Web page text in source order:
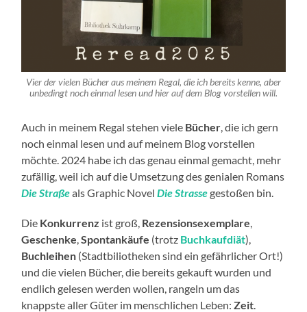
Vier der vielen Bücher aus meinem Regal, die ich bereits kenne, aber
unbedingt noch einmal lesen und hier auf dem Blog vorstellen will.
Auch in meinem Regal stehen viele Bücher, die ich gern
noch einmal lesen und auf meinem Blog vorstellen
möchte. 2024 habe ich das genau einmal gemacht, mehr
zufällig, weil ich auf die Umsetzung des genialen Romans
Die Straßeals Graphic NovelDie Strassegestoßen bin.
Die Konkurrenz ist groß, Rezensionsexemplare,
Geschenke,Spontankäufe (trotz Buchkaufdiät),
Buchleihen (Stadtbiliotheken sind ein gefährlicher Ort!)
und die vielen Bücher, die bereits gekauft wurden und
endlich gelesen werden wollen, rangeln um das
knappste aller Güter im menschlichen Leben:Zeit.